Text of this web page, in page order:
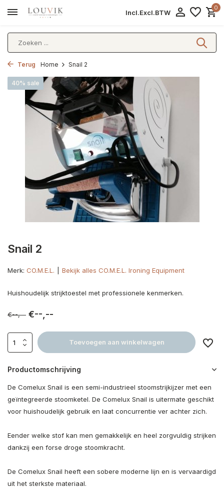
Incl.Excl.BTW
0
Terug Home Snail 2
Snail 2
40% sale
Merk: CO.M.E.L. Bekijk alles CO.M.E.L. Ironing Equipment
Huishoudelijk strijktoestel met professionele kenmerken.
€--,-- €--,--
Toevoegen aan winkelwagen
Productomschrijving
De Comelux Snail is een semi-industrieel stoomstrijkijzer met een
geïntegreerde stoomketel. De Comelux Snail is uitermate geschikt
voor huishoudelijk gebruik en laat concurrentie ver achter zich.
Eender welke stof kan men gemakkelijk en heel zorgvuldig strijken
dankzij een forse droge stoomkracht.
De Comelux Snail heeft een sobere moderne lijn en is vervaardigd
uit het sterkste materiaal.